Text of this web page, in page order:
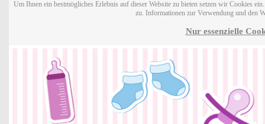
Um Ihnen ein bestmögliches Erlebnis auf dieser Website zu bieten setzen wir Cookies
zu. Informationen zur Verwendung und den
Nur essenzielle